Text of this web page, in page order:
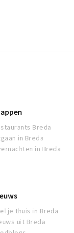
Breda
in Breda
in Breda
je thuis in Breda
uit Breda